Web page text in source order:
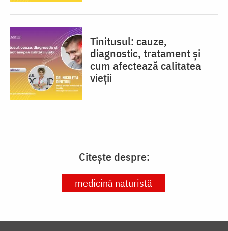
Tinitusul: cauze,
diagnostic, tratament și
cum afectează calitatea
vieții
Citește despre:
medicină naturistă